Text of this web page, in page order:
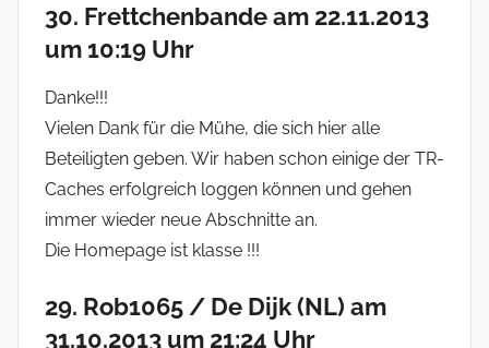
30. Frettchenbande am 22.11.2013
um 10:19 Uhr
Danke!!!
Vielen Dank für die Mühe, die sich hier alle
Beteiligten geben. Wir haben schon einige der TR-
Caches erfolgreich loggen können und gehen
immer wieder neue Abschnitte an.
Die Homepage ist klasse !!!
29. Rob1065 / De Dijk (NL) am
31.10.2013 um 21:24 Uhr